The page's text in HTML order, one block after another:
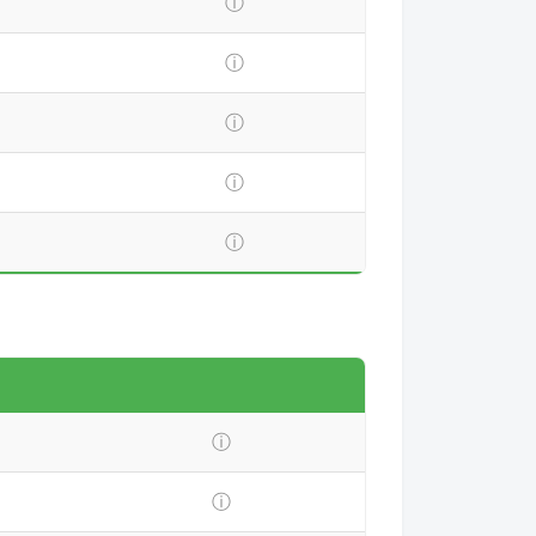
ⓘ
ⓘ
ⓘ
ⓘ
ⓘ
ⓘ